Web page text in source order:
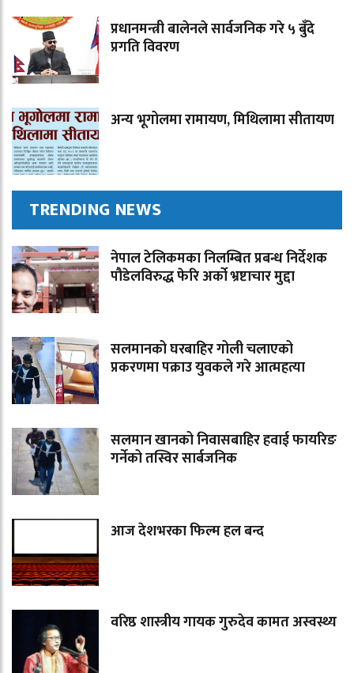
प्रधानमन्त्री बालेनले सार्वजनिक गरे ५ बुँदे
प्रगति विवरण
अन्य भूगोलमा रामायण, मिथिलामा सीतायण
TRENDING NEWS
नेपाल टेलिकमका निलम्बित प्रबन्ध निर्देशक
पौडेलविरुद्ध फेरि अर्को भ्रष्टाचार मुद्दा
सलमानको घरबाहिर गोली चलाएको
प्रकरणमा पक्राउ युवकले गरे आत्महत्या
सलमान खानको निवासबाहिर हवाई फायरिङ
गर्नेको तस्विर सार्बजनिक
आज देशभरका फिल्म हल बन्द
वरिष्ठ शास्त्रीय गायक गुरुदेव कामत अस्वस्थ्य